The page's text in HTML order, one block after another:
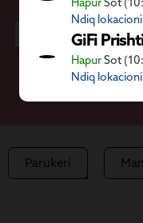
Ndiq
GiFi
HapurSot
Ndiq
Bukuri
Parukeri